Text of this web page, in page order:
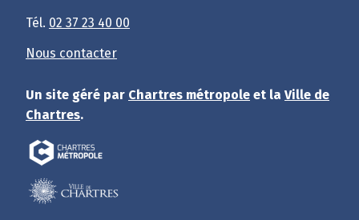
Tél. 02 37 23 40 00
Nous contacter
Un site géré par Chartres métropole et la Ville de
Chartres.